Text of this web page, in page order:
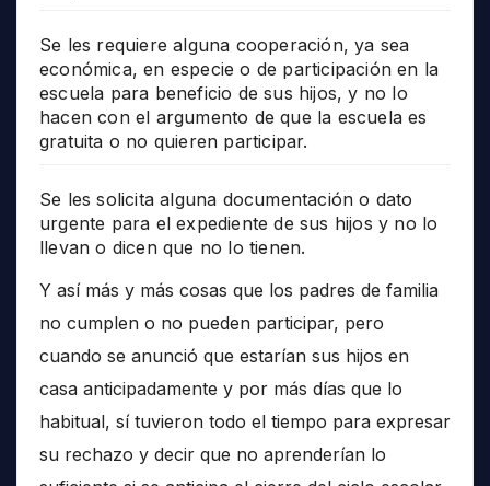
Se les requiere alguna cooperación, ya sea
económica, en especie o de participación en la
escuela para beneficio de sus hijos, y no lo
hacen con el argumento de que la escuela es
gratuita o no quieren participar.
Se les solicita alguna documentación o dato
urgente para el expediente de sus hijos y no lo
llevan o dicen que no lo tienen.
Y así más y más cosas que los padres de familia
no cumplen o no pueden participar, pero
cuando se anunció que estarían sus hijos en
casa anticipadamente y por más días que lo
habitual, sí tuvieron todo el tiempo para expresar
su rechazo y decir que no aprenderían lo